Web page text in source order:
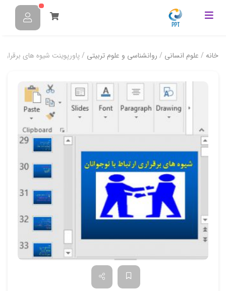
خانه / علوم انسانی / روانشناسی و علوم تربیتی / پاورپوینت شیوه های برقراری